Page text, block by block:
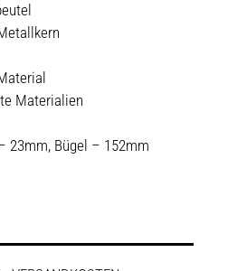
Materialien
23mm, Bügel – 152mm